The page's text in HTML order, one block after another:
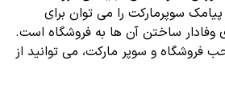
سوپرمارکت را می توان برای
وفادار ساختن آن ها به فروشگاه است.
فروشگاه و سوپر مارکت، می ‌توانید از